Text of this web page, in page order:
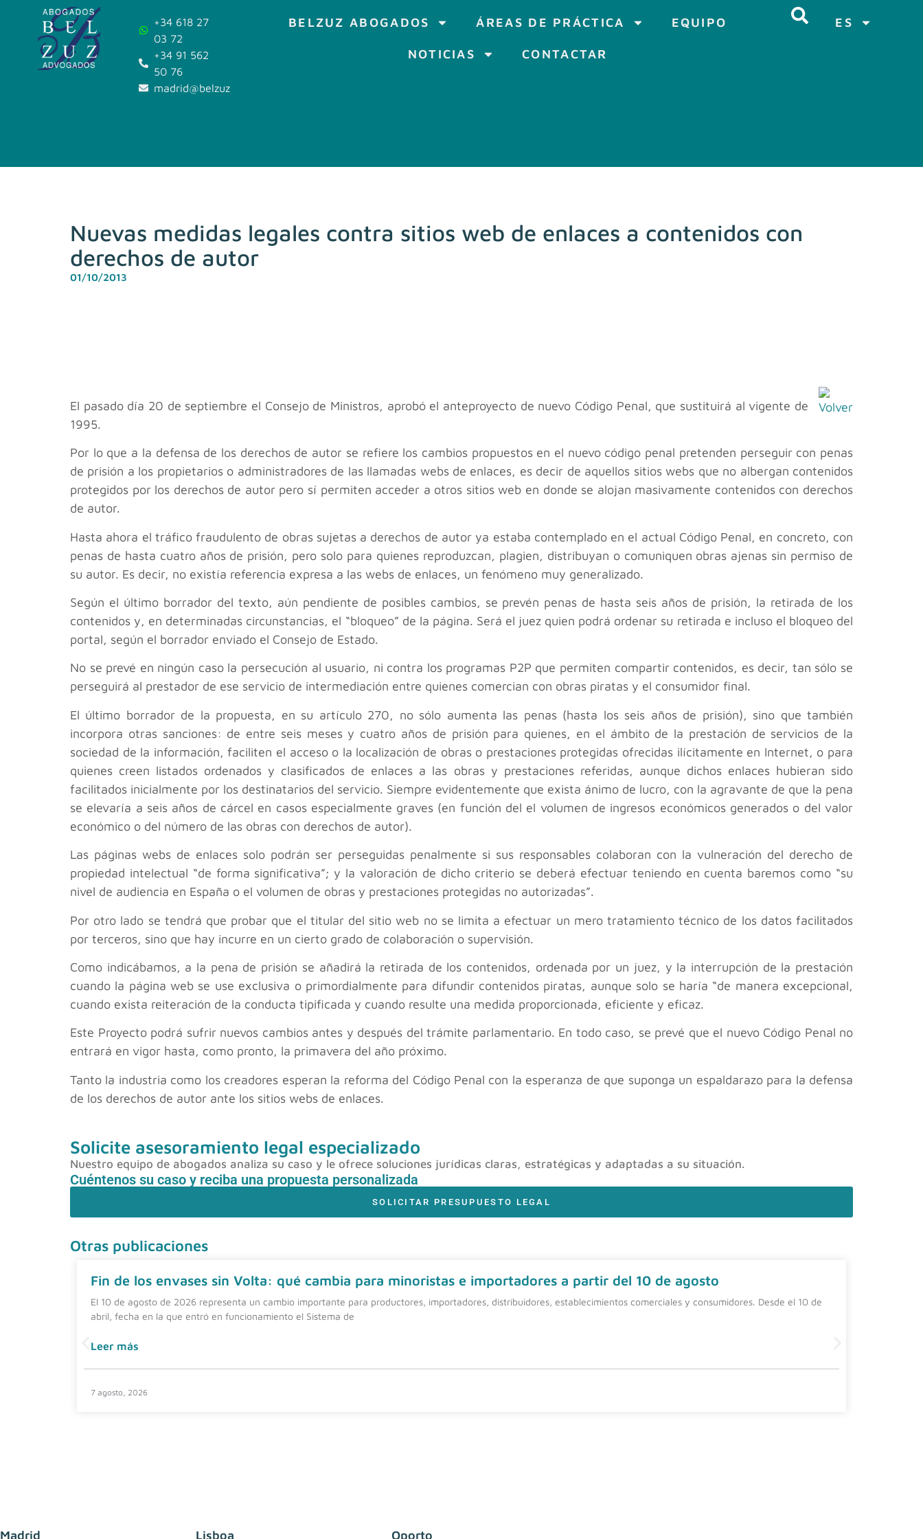
+34 618 27
03 72
+34 91 562
50 76
madrid@belzuz.com
BELZUZ ABOGADOS ÁREAS DE PRÁCTICA EQUIPO
NOTICIAS CONTACTAR
ES
Nuevas medidas legales contra sitios web de enlaces a contenidos con
derechos de autor
01/10/2013
El pasado día 20 de septiembre el Consejo de Ministros, aprobó el anteproyecto de nuevo Código Penal, que sustituirá al vigente de
1995.
Por lo que a la defensa de los derechos de autor se refiere los cambios propuestos en el nuevo código penal pretenden perseguir con penas
de prisión a los propietarios o administradores de las llamadas webs de enlaces, es decir de aquellos sitios webs que no albergan contenidos
protegidos por los derechos de autor pero sí permiten acceder a otros sitios web en donde se alojan masivamente contenidos con derechos
de autor.
Hasta ahora el tráfico fraudulento de obras sujetas a derechos de autor ya estaba contemplado en el actual Código Penal, en concreto, con
penas de hasta cuatro años de prisión, pero solo para quienes reproduzcan, plagien, distribuyan o comuniquen obras ajenas sin permiso de
su autor. Es decir, no existía referencia expresa a las webs de enlaces, un fenómeno muy generalizado.
Según el último borrador del texto, aún pendiente de posibles cambios, se prevén penas de hasta seis años de prisión, la retirada de los
contenidos y, en determinadas circunstancias, el “bloqueo” de la página. Será el juez quien podrá ordenar su retirada e incluso el bloqueo del
portal, según el borrador enviado el Consejo de Estado.
No se prevé en ningún caso la persecución al usuario, ni contra los programas P2P que permiten compartir contenidos, es decir, tan sólo se
perseguirá al prestador de ese servicio de intermediación entre quienes comercian con obras piratas y el consumidor final.
El último borrador de la propuesta, en su artículo 270, no sólo aumenta las penas (hasta los seis años de prisión), sino que también
incorpora otras sanciones: de entre seis meses y cuatro años de prisión para quienes, en el ámbito de la prestación de servicios de la
sociedad de la información, faciliten el acceso o la localización de obras o prestaciones protegidas ofrecidas ilícitamente en Internet, o para
quienes creen listados ordenados y clasificados de enlaces a las obras y prestaciones referidas, aunque dichos enlaces hubieran sido
facilitados inicialmente por los destinatarios del servicio. Siempre evidentemente que exista ánimo de lucro, con la agravante de que la pena
se elevaría a seis años de cárcel en casos especialmente graves (en función del el volumen de ingresos económicos generados o del valor
económico o del número de las obras con derechos de autor).
Las páginas webs de enlaces solo podrán ser perseguidas penalmente si sus responsables colaboran con la vulneración del derecho de
propiedad intelectual “de forma significativa”; y la valoración de dicho criterio se deberá efectuar teniendo en cuenta baremos como “su
nivel de audiencia en España o el volumen de obras y prestaciones protegidas no autorizadas”.
Por otro lado se tendrá que probar que el titular del sitio web no se limita a efectuar un mero tratamiento técnico de los datos facilitados
por terceros, sino que hay incurre en un cierto grado de colaboración o supervisión.
Como indicábamos, a la pena de prisión se añadirá la retirada de los contenidos, ordenada por un juez, y la interrupción de la prestación
cuando la página web se use exclusiva o primordialmente para difundir contenidos piratas, aunque solo se haría “de manera excepcional,
cuando exista reiteración de la conducta tipificada y cuando resulte una medida proporcionada, eficiente y eficaz.
Este Proyecto podrá sufrir nuevos cambios antes y después del trámite parlamentario. En todo caso, se prevé que el nuevo Código Penal no
entrará en vigor hasta, como pronto, la primavera del año próximo.
Tanto la industria como los creadores esperan la reforma del Código Penal con la esperanza de que suponga un espaldarazo para la defensa
de los derechos de autor ante los sitios webs de enlaces.
Solicite asesoramiento legal especializado
Nuestro equipo de abogados analiza su caso y le ofrece soluciones jurídicas claras, estratégicas y adaptadas a su situación.
Cuéntenos su caso y reciba una propuesta personalizada
SOLICITAR PRESUPUESTO LEGAL
Otras publicaciones
Fin de los envases sin Volta: qué cambia para minoristas e importadores a partir del 10 de agosto
El 10 de agosto de 2026 representa un cambio importante para productores, importadores, distribuidores, establecimientos comerciales y consumidores. Desde el 10 de
abril, fecha en la que entró en funcionamiento el Sistema de
Leer más
7 agosto, 2026
Madrid Lisboa Oporto